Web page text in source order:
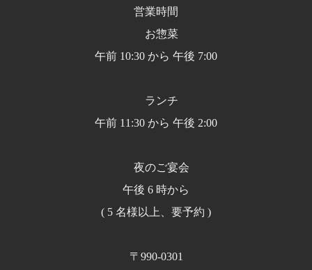
営業時間
お惣菜
午前 10:30 から 午後 7:00
ランチ
午前 11:30 から 午後 2:00
夜のご宴会
午後 6 時から
( 5 名様以上、要予約 )
〒990-0301